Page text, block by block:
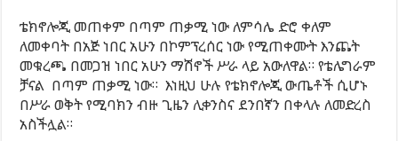
ቴክኖሎጂ መጠቀም በጣም ጠቃሚ ነው ለምሳሌ ድሮ ቀለም
ለመቀባት በአጅ ነበር አሁን በኮምፕረሰር ነው የሚጠቀሙት እንጨት
መቁረጫ በመጋዝ ነበር አሁን ማሽኖች ሥራ ላይ አውለዋል። የቴሌግራም
ቻናል በጣም ጠቃሚ ነው። እነዚህ ሁሉ የቴክኖሎጂ ውጤቶች ሲሆኑ
በሥራ ወቅት የሚባክን ብዙ ጊዜን ሊቀንስና ደንበኛን በቀላሉ ለመድረስ
አስችሏል።